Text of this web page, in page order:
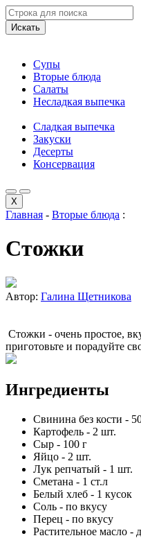
Искать
Супы
Вторые блюда
Салаты
Несладкая выпечка
Сладкая выпечка
Закуски
Десерты
Консервация
X
Главная - Вторые блюда :
Стожки
Автор: Галина Щетникова
Стожки - очень простое,
приготовьте и порадуйте
Ингредиенты
Свинина без кости -
Картофель - 2 шт.
Сыр - 100 г
Яйцо - 2 шт.
Лук репчатый - 1 шт.
Сметана - 1 ст.л
Белый хлеб - 1 кусок
Соль - по вкусу
Перец - по вкусу
Растительное масло -